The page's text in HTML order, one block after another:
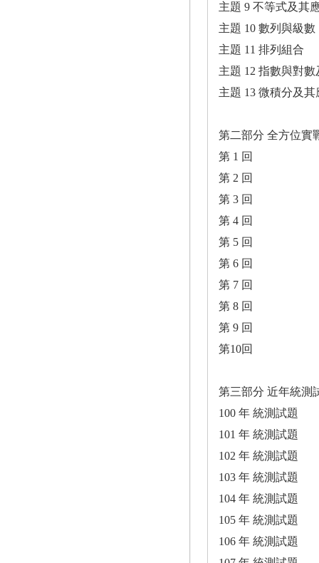
主題 9 不等式及其
主題 10 數列與級數
主題 11 排列組合
主題 12 指數與對
主題 13 微積分及其
第二部分 全方位實
第 1 回
第 2 回
第 3 回
第 4 回
第 5 回
第 6 回
第 7 回
第 8 回
第 9 回
第10回
第三部分 近年統測
100 年 統測試題
101 年 統測試題
102 年 統測試題
103 年 統測試題
104 年 統測試題
105 年 統測試題
106 年 統測試題